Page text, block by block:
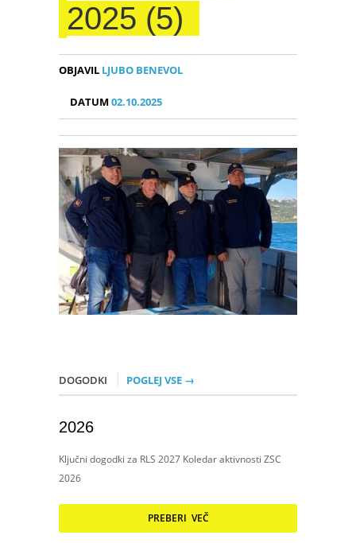
2025 (5)
OBJAVIL LJUBO BENEVOL
DATUM02.10.2025
DOGODKI POGLEJ VSE →
2026
Ključni dogodki za RLS 2027 Koledar aktivnosti ZSC
2026
PREBERI VEČ